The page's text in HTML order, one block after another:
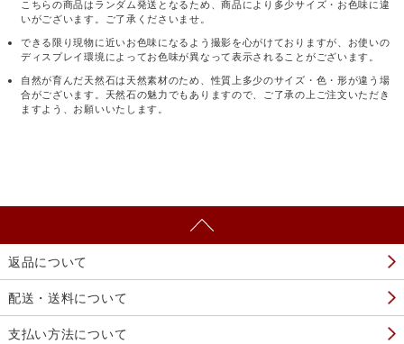
こちらの商品はランダム発送となるため、商品により多少サイズ・お色味に違
いがございます。ご了承くださいませ。
できる限り現物に近いお色味になるよう撮影を心がけておりますが、お使いの
ディスプレイ環境によってお色味が異なって表示されることがございます。
自然が育んだ天然石は天然素材のため、性質上多少のサイズ・色・形が違う場
合がございます。天然石の魅力でもありますので、ご了承の上ご注文いただき
ますよう、お願いいたします。
返品について
配送・送料について
支払い方法について